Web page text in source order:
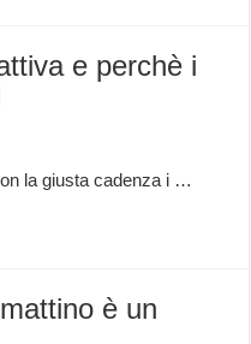
e perchè i
la giusta cadenza i …
è un